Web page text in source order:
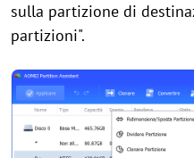
sulla partizione di
partizioni".